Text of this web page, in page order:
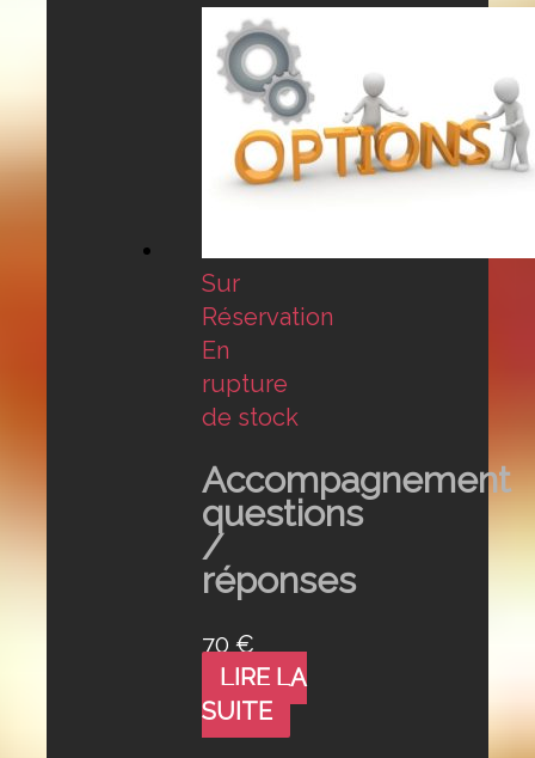
Sur
Réservation
En
rupture
de stock
Accompagnement
questions
/
réponses
70 €
LIRE LA
SUITE